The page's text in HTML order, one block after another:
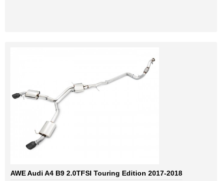
AWE Audi A4 B9 2.0TFSI Touring Edition 2017-2018